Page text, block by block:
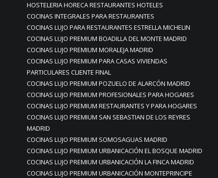
HOSTELERIA HORECA RESTAURANTES HOTELES
COCINAS INTEGRALES PARA RESTAURANTES
COCINAS LUJO PARA RESTAURANTES ESTRELLA MICHELIN
COCINAS LUJO PREMIUM BOADILLA DEL MONTE MADRID
COCINAS LUJO PREMIUM MORALEJA MADRID
COCINAS LUJO PREMIUM PARA CASAS VIVIENDAS
PARTICULARES CLIENTE FINAL
COCINAS LUJO PREMIUM POZUELO DE ALARCÓN MADRID
COCINAS LUJO PREMIUM PROFESIONALES PARA HOGARES
COCINAS LUJO PREMIUM RESTAURANTES Y PARA HOGARES
COCINAS LUJO PREMIUM SAN SEBASTIAN DE LOS REYRES
MADRID
COCINAS LUJO PREMIUM SOMOSAGUAS MADRID
COCINAS LUJO PREMIUM URBANICACIÓN EL BOSQUE MADRID
COCINAS LUJO PREMIUM URBANICACIÓN LA FINCA MADRID
COCINAS LUJO PREMIUM URBANICACIÓN MONTEPRINCIPE